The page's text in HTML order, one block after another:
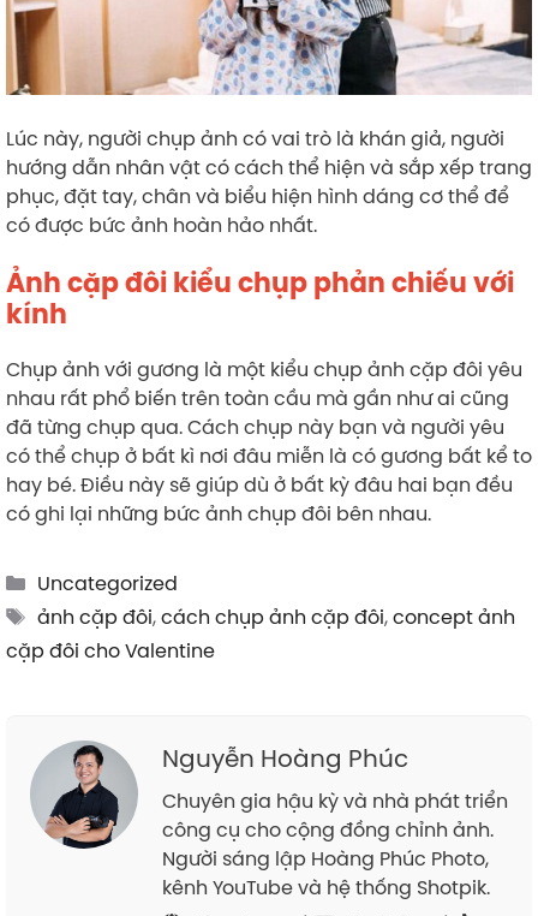
Lúc này, người chụp ảnh có vai trò là khán giả, người
hướng dẫn nhân vật có cách thể hiện và sắp xếp trang
phục, đặt tay, chân và biểu hiện hình dáng cơ thể để
có được bức ảnh hoàn hảo nhất.
Ảnh cặp đôi kiểu chụp phản chiếu với
kính
Chụp ảnh với gương là một kiểu chụp ảnh cặp đôi yêu
nhau rất phổ biến trên toàn cầu mà gần như ai cũng
đã từng chụp qua. Cách chụp này bạn và người yêu
có thể chụp ở bất kì nơi đâu miễn là có gương bất kể to
hay bé. Điều này sẽ giúp dù ở bất kỳ đâu hai bạn đều
có ghi lại những bức ảnh chụp đôi bên nhau.
Categories
Uncategorized
Tags
ảnh cặp đôi,cách chụp ảnh cặp đôi,concept ảnh
cặp đôi cho Valentine
Nguyễn Hoàng Phúc
Chuyên gia hậu kỳ và nhà phát triển
công cụ cho cộng đồng chỉnh ảnh.
Người sáng lập Hoàng Phúc Photo,
kênh YouTube và hệ thống Shotpik.